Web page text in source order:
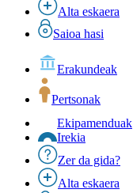
Alta eskaera
Saioa hasi
Erakundeak
Pertsonak
Ekipamenduak
Irekia
Zer da gida?
Alta eskaera